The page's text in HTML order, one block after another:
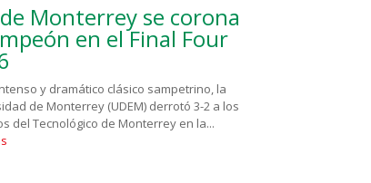
Monterrey se corona
en el Final Four
y dramático clásico sampetrino, la
de Monterrey (UDEM) derrotó 3-2 a los
del Tecnológico de Monterrey en la...